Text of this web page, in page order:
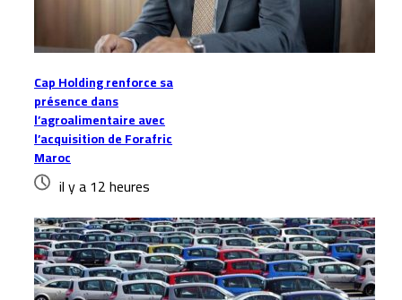
Cap Holding renforce sa
présence dans
l’agroalimentaire avec
l’acquisition de Forafric
Maroc
il y a 12 heures